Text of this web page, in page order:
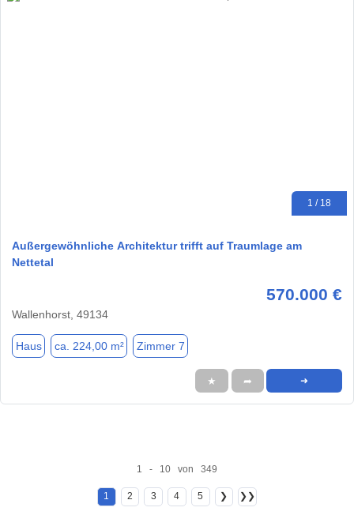
1 / 18
Außergewöhnliche Architektur trifft auf Traumlage am
Nettetal
570.000 €
Wallenhorst, 49134
Haus ca. 224,00 m² Zimmer 7
★ ➦ ➜
1 - 10 von 349
1 2 3 4 5 ❯ ❯❯